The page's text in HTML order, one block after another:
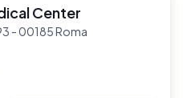
Center
- 00185 Roma